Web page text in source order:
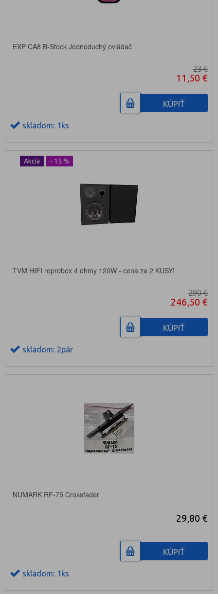
EXP CA8 B-Stock Jednoduchý ovládač
23 €
11,50 €
KÚPIŤ
skladom: 1ks
Akcia - 15 %
TVM HIFI reprobox 4 ohmy 120W - cena za 2 KUSY!
290 €
246,50 €
KÚPIŤ
skladom: 2pár
NUMARK RF-75 Crossfader
29,80 €
KÚPIŤ
skladom: 1ks